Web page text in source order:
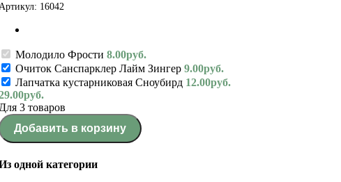
16042
Молодило Фрости 8.00руб.
Очиток Санспарклер Лайм Зингер 9.00руб.
Лапчатка кустарниковая Сноубирд 12.00руб.
руб.
3 товаров
Добавить в корзину
одной категории